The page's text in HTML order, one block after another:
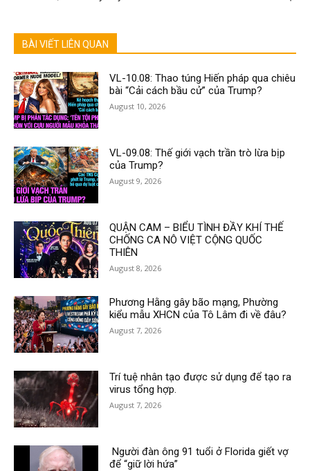
BÀI VIẾT LIÊN QUAN
VL-10.08: Thao túng Hiến pháp qua chiêu
bài “Cải cách bầu cử” của Trump?
August 10, 2026
VL-09.08: Thế giới vạch trần trò lừa bịp
của Trump?
August 9, 2026
QUẬN CAM – BIỂU TÌNH ĐẦY KHÍ THẾ
CHỐNG CA NÔ VIỆT CỘNG QUỐC
THIÊN
August 8, 2026
Phương Hằng gây bão mạng, Phường
kiểu mẫu XHCN của Tô Lâm đi về đâu?
August 7, 2026
Trí tuệ nhân tạo được sử dụng để tạo ra
virus tổng hợp.
August 7, 2026
Người đàn ông 91 tuổi ở Florida giết vợ
để “giữ lời hứa”